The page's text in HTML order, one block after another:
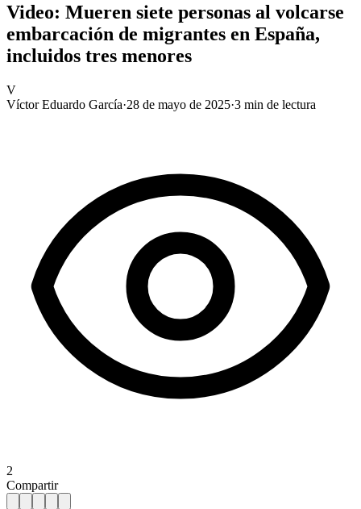
Video: Mueren siete personas al volcarse
embarcación de migrantes en España,
incluidos tres menores
V
Víctor Eduardo García·28 de mayo de 2025·3 min de lectura
2
Compartir